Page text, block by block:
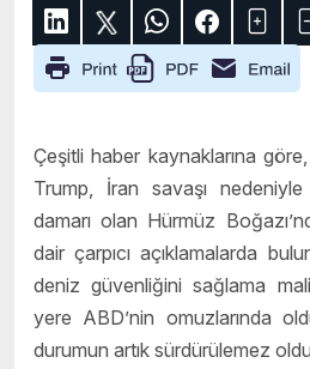
Çeşitli haber kaynaklarına
Trump, İran savaşı
damarı olan Hürmüz
dair çarpıcı açıklamalarda
deniz güvenliğini sağlama
yere ABD’nin omuzlarında
durumun artık sürdürülemez